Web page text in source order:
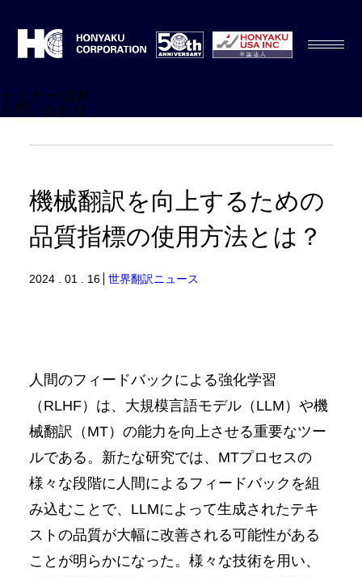
セミナー/資料
お問い合わせ
機械翻訳を向上するための
品質指標の使用方法とは？
2024 . 01 . 16 世界翻訳ニュース
人間のフィードバックによる強化学習
（RLHF）は、大規模言語モデル（LLM）や機
械翻訳（MT）の能力を向上させる重要なツー
ルである。新たな研究では、MTプロセスの
様々な段階に人間によるフィードバックを組
み込むことで、LLMによって生成されたテキ
ストの品質が大幅に改善される可能性がある
ことが明らかになった。様々な技術を用い、